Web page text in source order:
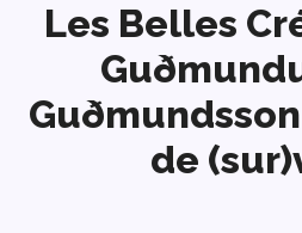
Les Belles
de